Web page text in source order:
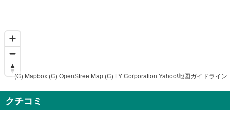
(C) Mapbox (C) OpenStreetMap (C) LY Corporation Yahoo!地図ガイドライン
クチコミ